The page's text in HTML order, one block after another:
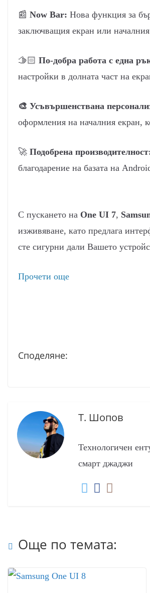
📰 Now Bar: Нова функция за
заключващия екран или
🫱🏻 По-добра работа с една
настройки в долната част на
🎨 Усъвършенствана
оформления на началния екран,
🚀 Подобрена
благодарение на базата на
С пускането на One UI 7,
изживяване, като предлага
сте сигурни дали Вашето
Прочети още:
Android
Споделяне:
Т. Шопов
Технологичен
смарт джаджи
Още по темата: